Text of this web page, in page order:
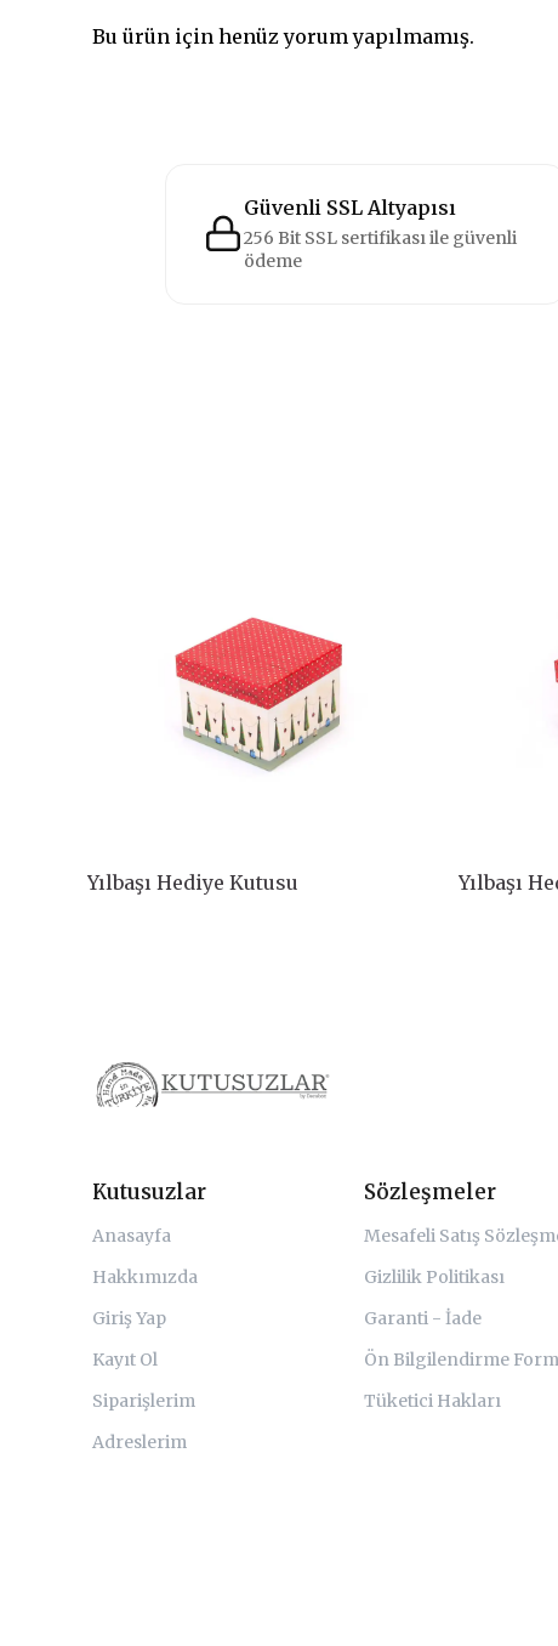
Bu ürün için henüz yorum yapılmamış.
Güvenli SSL Altyapısı
256 Bit SSL sertifikası ile güvenli
ödeme
Yılbaşı Hediye Kutusu Yılbaşı
Kutusuzlar
Anasayfa
Hakkımızda
Giriş Yap
Kayıt Ol
Siparişlerim
Adreslerim
Sözleşmeler
Mesafeli Satış
Gizlilik Politikası
Garanti - İade
Ön Bilgilendirme
Tüketici Hakları